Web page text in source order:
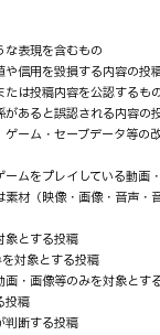
な表現を含むもの
や信用を毀損する内容の投
は投稿内容を公認するも
があると誤認される内容の
ーム・セーブデータ等の
ムをプレイしている動画
材（映像・画像・音声・
象とする投稿
対象とする投稿
画・画像等のみを対象とす
投稿
判断する投稿